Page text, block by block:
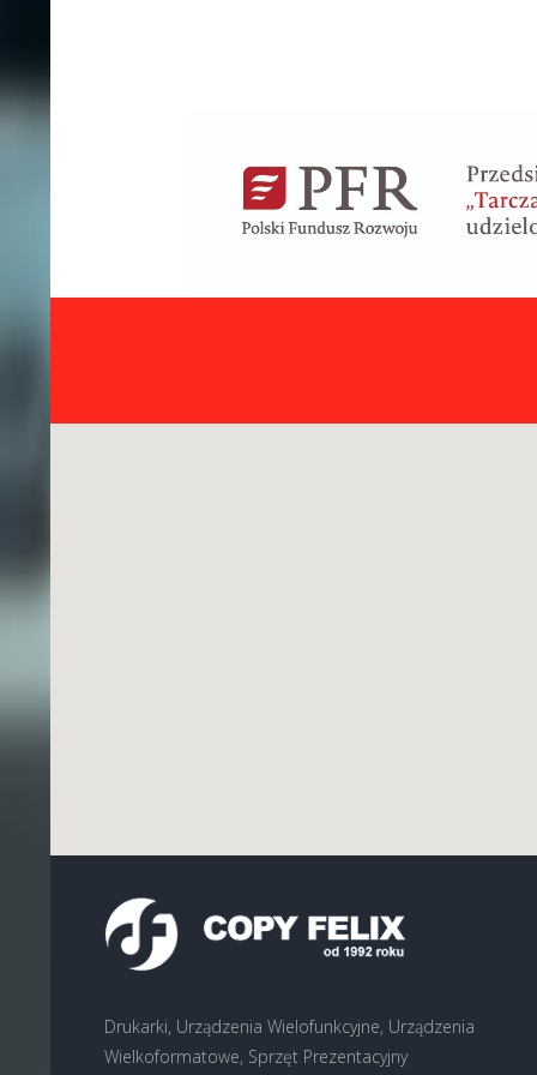
Drukarki, Urządzenia Wielofunkcyjne, Urządzenia
Wielkoformatowe, Sprzęt Prezentacyjny